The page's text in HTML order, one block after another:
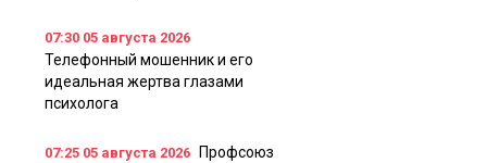
07:30 05 августа 2026
Телефонный мошенник и его
идеальная жертва глазами
психолога
07:25 05 августа 2026
Профсоюз